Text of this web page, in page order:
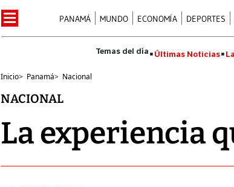
PANAMÁ MUNDO ECONOMÍA DEPORTES
Últimas Noticias
Inicio> Panamá> Nacional
NACIONAL
La experiencia